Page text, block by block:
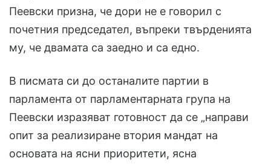
Пеевски призна, че дори не е говорил с
почетния председател, въпреки твърденията
му, че двамата са заедно и са едно.
В писмата си до останалите партии в
парламента от парламентарната група на
Пеевски изразяват готовност да се „направи
опит за реализиране втория мандат на
основата на ясни приоритети, ясна